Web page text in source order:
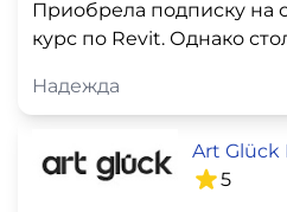
Приобрела подписку на
курс по Revit. Однако
Надежда
Art Glück
5